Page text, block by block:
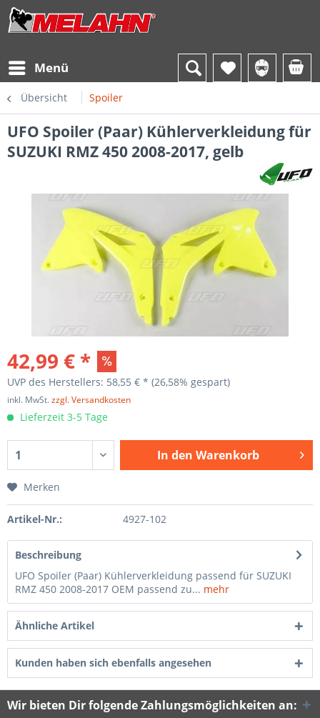
Menü
Übersicht Spoiler
UFO Spoiler (Paar) Kühlerverkleidung für
SUZUKI RMZ 450 2008-2017, gelb
42,99 € *
UVP des Herstellers: 58,55 € * (26,58% gespart)
inkl. MwSt.zzgl. Versandkosten
Lieferzeit 3-5 Tage
In den Warenkorb
Merken
Artikel-Nr.: 4927-102
Beschreibung
UFO Spoiler (Paar) Kühlerverkleidung passend für SUZUKI
RMZ 450 2008-2017 OEM passend zu... mehr
Ähnliche Artikel
Kunden haben sich ebenfalls angesehen
Wir bieten Dir folgende Zahlungsmöglichkeiten an: